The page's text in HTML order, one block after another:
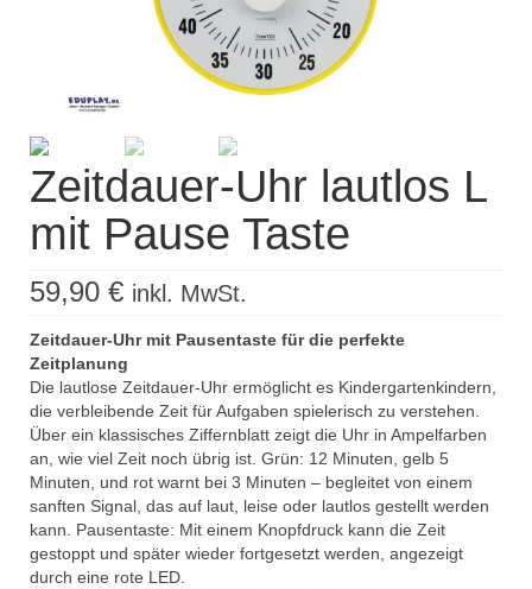
Log In / Mein Konto
Products
Zeitdauer-Uhr lautlos L
mit Pause Taste
59,90 € inkl. MwSt.
Zeitdauer-Uhr mit Pausentaste für die perfekte
Zeitplanung
Die lautlose Zeitdauer-Uhr ermöglicht es Kindergartenkindern,
die verbleibende Zeit für Aufgaben spielerisch zu verstehen.
Über ein klassisches Ziffernblatt zeigt die Uhr in Ampelfarben
an, wie viel Zeit noch übrig ist. Grün: 12 Minuten, gelb 5
Minuten, und rot warnt bei 3 Minuten – begleitet von einem
sanften Signal, das auf laut, leise oder lautlos gestellt werden
kann. Pausentaste: Mit einem Knopfdruck kann die Zeit
gestoppt und später wieder fortgesetzt werden, angezeigt
durch eine rote LED.